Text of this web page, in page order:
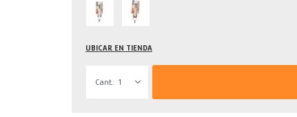
UBICAR EN TIENDA
1